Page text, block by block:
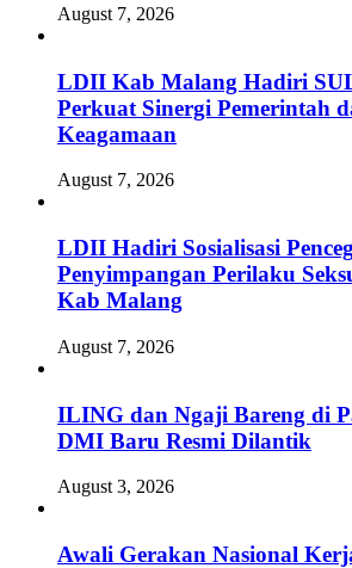
August 7, 2026
LDII Kab Malang Hadiri
Perkuat Sinergi Pemerintah
Keagamaan
August 7, 2026
LDII Hadiri Sosialisasi
Penyimpangan Perilaku
Kab Malang
August 7, 2026
ILING dan Ngaji Bareng di
DMI Baru Resmi Dilantik
August 3, 2026
Awali Gerakan Nasional